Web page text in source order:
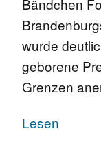
Bändchen
wurde
geborene
Grenzen
Lesen